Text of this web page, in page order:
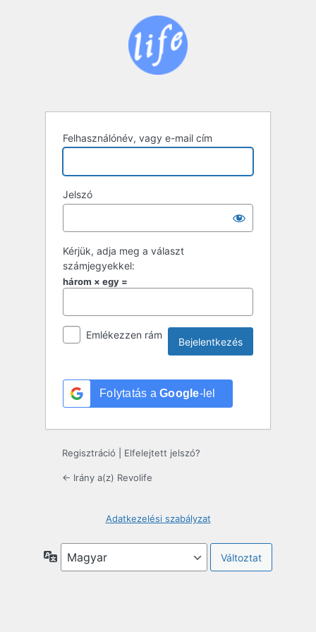
Felhasználónév, vagy e-mail cím
Jelszó
Kérjük, adja meg a választ
számjegyekkel:
három × egy =
Emlékezzen rám
Folytatás a Google-lel
Regisztráció Elfelejtett jelszó?
← Irány a(z) Revolife
Adatkezelési szabályzat
Nyelv